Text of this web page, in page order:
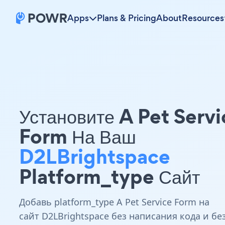
Apps Plans & PricingAboutResources
Установите A Pet
Form На Ваш
D2LBrightspace
Platform_type Сайт
Добавь platform_type A Pet Service Form на
сайт D2LBrightspace без написания кода и